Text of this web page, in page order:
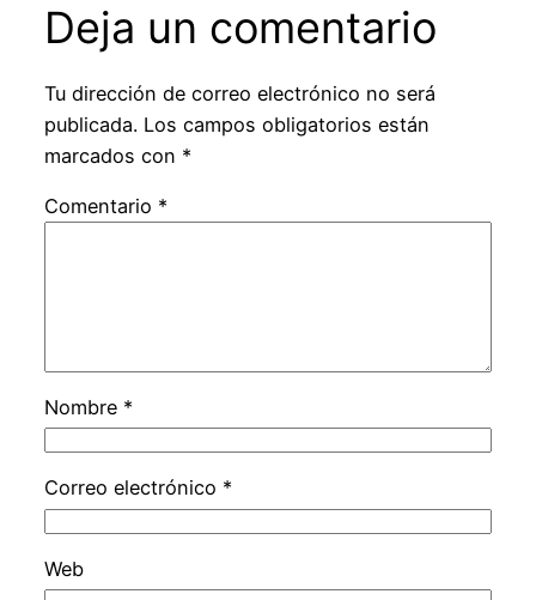
Deja un comentario
Tu dirección de correo electrónico no será
publicada. Los campos obligatorios están
marcados con *
Comentario *
Nombre *
Correo electrónico *
Web